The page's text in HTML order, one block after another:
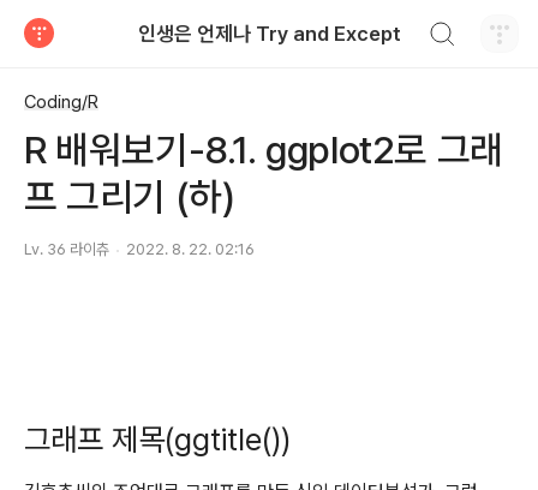
인생은 언제나 Try and Except
Coding/R
R 배워보기-8.1. ggplot2로 그래
프 그리기 (하)
Lv. 36 라이츄 2022. 8. 22. 02:16
그래프 제목(ggtitle())